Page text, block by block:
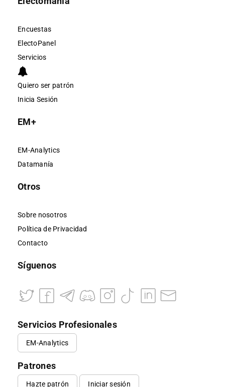
Encuestas
ElectoPanel
Servicios
Quiero ser patrón
Inicia Sesión
EM+
EM-Analytics
Datamanía
Otros
Sobre nosotros
Política de Privacidad
Contacto
Síguenos
Servicios Profesionales
EM-Analytics
Patrones
Hazte patrón Iniciar sesión